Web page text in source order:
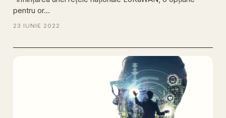
pentru or…
23 IUNIE 2022